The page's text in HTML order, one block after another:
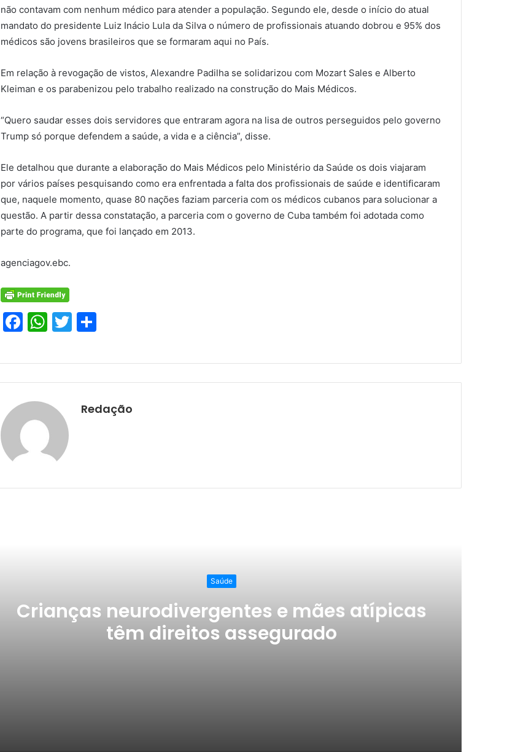
não contavam com nenhum médico para atender a população. Segundo ele, desde o início do atual
mandato do presidente Luiz Inácio Lula da Silva o número de profissionais atuando dobrou e 95% dos
médicos são jovens brasileiros que se formaram aqui no País.
Em relação à revogação de vistos, Alexandre Padilha se solidarizou com Mozart Sales e Alberto
Kleiman e os parabenizou pelo trabalho realizado na construção do Mais Médicos.
“Quero saudar esses dois servidores que entraram agora na lisa de outros perseguidos pelo governo
Trump só porque defendem a saúde, a vida e a ciência”, disse.
Ele detalhou que durante a elaboração do Mais Médicos pelo Ministério da Saúde os dois viajaram
por vários países pesquisando como era enfrentada a falta dos profissionais de saúde e identificaram
que, naquele momento, quase 80 nações faziam parceria com os médicos cubanos para solucionar a
questão. A partir dessa constatação, a parceria com o governo de Cuba também foi adotada como
parte do programa, que foi lançado em 2013.
agenciagov.ebc.
F
c
e
b
o
k
W
at
s
A
p
p
T
itt
er
ar
e
Redação
Saúde
Crianças neurodivergentes e mães atípicas
têm direitos assegurado